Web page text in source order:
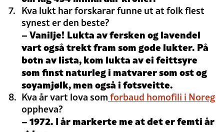
Kva lukt har forskarar funne ut at folk flest
synest er den beste?
–Vanilje! Lukta av fersken og lavendel
vart også trekt fram som gode lukter. På
botn av lista, kom lukta av ei feittsyre
som finst naturleg i matvarer som ost og
soyamjølk, men også i fotsveitte.
Kva år vart lova somforbaud homofili i Noreg
oppheva?
– 1972. I år markerte me at det er femti år